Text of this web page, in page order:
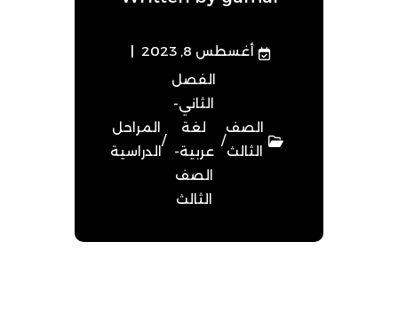
أغسطس 8, 2023
الصف
الثالث
/
الفصل
الثاني-
لغة
عربية-
الصف
الثالث
/
المراحل
الدراسية